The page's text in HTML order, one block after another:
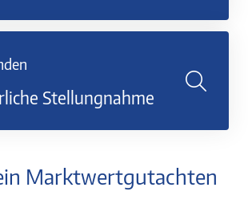
Stellungnahme
Marktwertgutachten